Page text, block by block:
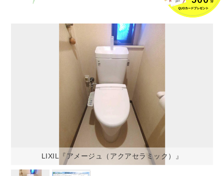
LIXIL『アメージュ（アクアセラミック）』